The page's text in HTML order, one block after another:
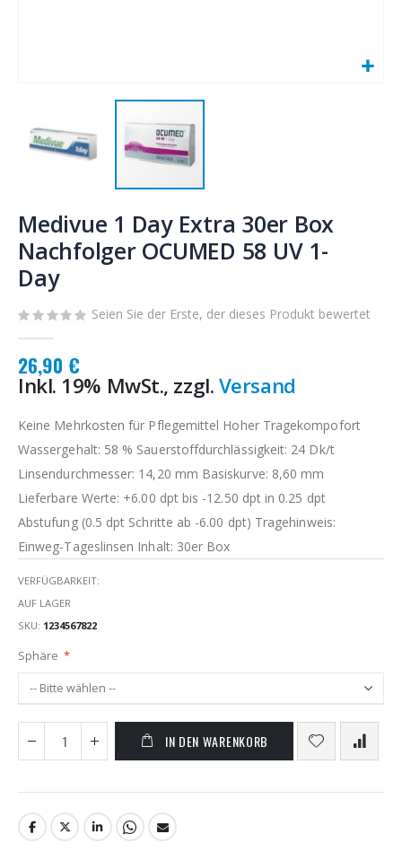
Anfang
der
Bildgalerie
springen
Medivue 1 Day Extra 30er Box
Nachfolger OCUMED 58 UV 1-
Day
Seien Sie der Erste, der dieses Produkt bewertet
26,90 €
Inkl. 19% MwSt., zzgl.Versand
Keine Mehrkosten für Pflegemittel Hoher Tragekompofort
Wassergehalt: 58 % Sauerstoffdurchlässigkeit: 24 Dk/t
Linsendurchmesser: 14,20 mm Basiskurve: 8,60 mm
Lieferbare Werte: +6.00 dpt bis -12.50 dpt in 0.25 dpt
Abstufung (0.5 dpt Schritte ab -6.00 dpt) Tragehinweis:
Einweg-Tageslinsen Inhalt: 30er Box
VERFÜGBARKEIT:
AUF LAGER
SKU 1234567822
Sphäre
IN DEN WARENKORB